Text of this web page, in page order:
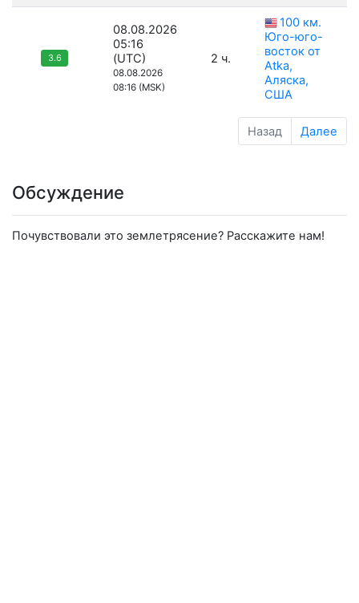
3.6
08.08.2026
05:16
(UTC)
08.08.2026
08:16 (MSK)
2 ч.
100 км.
Юго-юго-
восток от
Atka,
Аляска,
США
Назад Далее
Обсуждение
Почувствовали это землетрясение? Расскажите нам!